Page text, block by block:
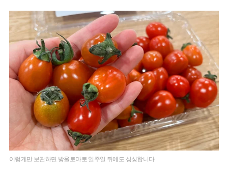
이렇게만 보관하면 방울토마토 일주일 뒤에도 싱싱합니다